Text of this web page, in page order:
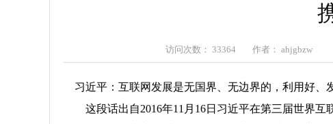
访问次数： 33364 作者： ahjgbzw
习近平：互联网发展是无国界、无边界的，利用好、
这段话出自2016年11月16日习近平在第三届世界互